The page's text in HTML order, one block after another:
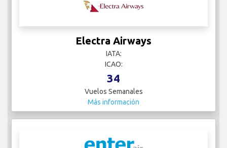
Electra Airways
IATA:
ICAO:
34
Vuelos Semanales
Más información